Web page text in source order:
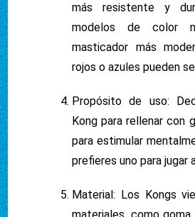
más resistente y
modelos de color
masticador más
rojos o azules pueden
Propósito de uso:
Kong para rellenar con
para estimular
prefieres uno para jugar
Material: Los Kongs